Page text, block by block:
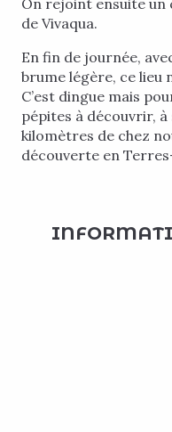
On rejoint ensuite un
de Vivaqua.
En fin de journée,
brume légère, ce
C’est dingue mais
pépites à découvrir,
kilomètres de chez
découverte en